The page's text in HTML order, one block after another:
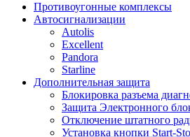
Противоугонные комплексы
Автосигнализации
Autolis
Excellent
Pandora
Starline
Дополнительная защита
Блокировка разъема
Защита Электронного
Отключение штатного
Установка кнопки Start-